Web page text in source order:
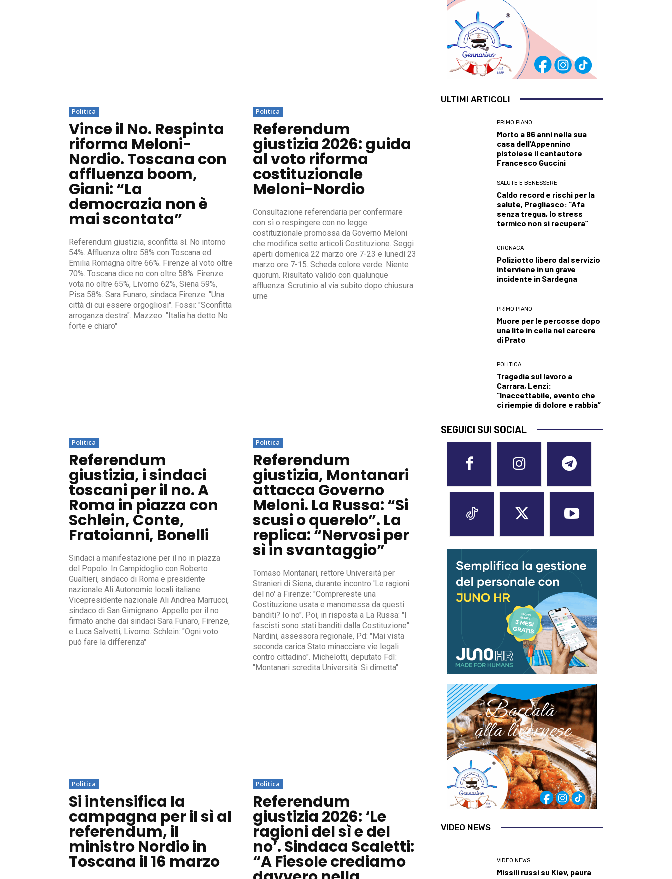
Politica
Vince il No. Respinta
riforma Meloni-
Nordio. Toscana con
affluenza boom,
Giani: “La
democrazia non è
mai scontata”
Referendum giustizia, sconfitta sì. No intorno
54%. Affluenza oltre 58% con Toscana ed
Emilia Romagna oltre 66%. Firenze al voto oltre
70%. Toscana dice no con oltre 58%: Firenze
vota no oltre 65%, Livorno 62%, Siena 59%,
Pisa 58%. Sara Funaro, sindaca Firenze: "Una
città di cui essere orgogliosi". Fossi: "Sconfitta
arroganza destra". Mazzeo: "Italia ha detto No
forte e chiaro"
Politica
Referendum
giustizia 2026: guida
al voto riforma
costituzionale
Meloni-Nordio
Consultazione referendaria per confermare
con sì o respingere con no legge
costituzionale promossa da Governo Meloni
che modifica sette articoli Costituzione. Seggi
aperti domenica 22 marzo ore 7-23 e lunedì 23
marzo ore 7-15. Scheda colore verde. Niente
quorum. Risultato valido con qualunque
affluenza. Scrutinio al via subito dopo chiusura
urne
Politica
Referendum
giustizia, i sindaci
toscani per il no. A
Roma in piazza con
Schlein, Conte,
Fratoianni, Bonelli
Sindaci a manifestazione per il no in piazza
del Popolo. In Campidoglio con Roberto
Gualtieri, sindaco di Roma e presidente
nazionale Ali Autonomie locali italiane.
Vicepresidente nazionale Ali Andrea Marrucci,
sindaco di San Gimignano. Appello per il no
firmato anche dai sindaci Sara Funaro, Firenze,
e Luca Salvetti, Livorno. Schlein: "Ogni voto
può fare la differenza"
Politica
Referendum
giustizia, Montanari
attacca Governo
Meloni. La Russa: “Si
scusi o querelo”. La
replica: “Nervosi per
sì in svantaggio”
Tomaso Montanari, rettore Università per
Stranieri di Siena, durante incontro 'Le ragioni
del no' a Firenze: "Comprereste una
Costituzione usata e manomessa da questi
banditi? Io no". Poi, in risposta a La Russa: "I
fascisti sono stati banditi dalla Costituzione".
Nardini, assessora regionale, Pd: "Mai vista
seconda carica Stato minacciare vie legali
contro cittadino". Michelotti, deputato FdI:
"Montanari scredita Università. Si dimetta"
Politica
Si intensifica la
campagna per il sì al
referendum, il
ministro Nordio in
Toscana il 16 marzo
Politica
Referendum
giustizia 2026: ‘Le
ragioni del sì e del
no’. Sindaca Scaletti:
“A Fiesole crediamo
ULTIMI ARTICOLI
PRIMO PIANO
Morto a 86 anni nella sua
casa dell’Appennino
pistoiese il cantautore
Francesco Guccini
SALUTE E BENESSERE
Caldo record e rischi per la
salute, Pregliasco: “Afa
senza tregua, lo stress
termico non si recupera”
CRONACA
Poliziotto libero dal servizio
interviene in un grave
incidente in Sardegna
PRIMO PIANO
Muore per le percosse dopo
una lite in cella nel carcere
di Prato
POLITICA
Tragedia sul lavoro a
Carrara, Lenzi:
“Inaccettabile, evento che
ci riempie di dolore e rabbia”
SEGUICI SUI SOCIAL
VIDEO NEWS
VIDEO NEWS
Missili russi su Kiev, paura